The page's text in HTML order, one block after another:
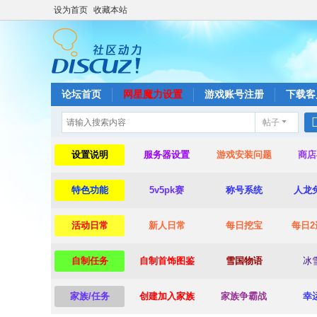
设为首页 收藏本站
论坛首页 网星魔力设置 游戏账号注册 下载
帖子
设置说明 服务器设置 游戏安装问题 商
特色功能 5v5pk赛 称号系统 人龙
活动日常 新人日常 每日挖宝 每日
自制任务 自制首饰图鉴 雪国物语 冰
家族/任务 创建加入家族 家族争霸战 幸